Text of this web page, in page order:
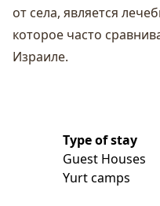
от села, является
которое часто
Израиле.
Type of stay
Guest Houses
Yurt camps